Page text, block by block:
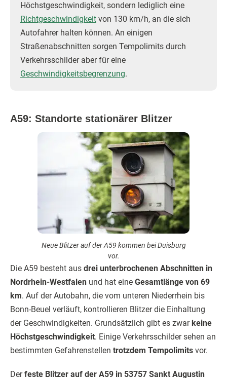
Höchstgeschwindigkeit, sondern lediglich eine
Richtgeschwindigkeit von 130 km/h, an die sich
Autofahrer halten können. An einigen
Straßenabschnitten sorgen Tempolimits durch
Verkehrsschilder aber für eine
Geschwindigkeitsbegrenzung.
A59: Standorte stationärer Blitzer
Neue Blitzer auf der A59 kommen bei Duisburg
vor.
Die A59 besteht aus drei unterbrochenen Abschnitten in
Nordrhein-Westfalen und hat eine Gesamtlänge von 69
km. Auf der Autobahn, die vom unteren Niederrhein bis
Bonn-Beuel verläuft, kontrollieren Blitzer die Einhaltung
der Geschwindigkeiten. Grundsätzlich gibt es zwarkeine
Höchstgeschwindigkeit. Einige Verkehrsschilder sehen an
bestimmten Gefahrenstellen trotzdem Tempolimits vor.
Derfeste Blitzer auf der A59 in 53757 Sankt Augustin